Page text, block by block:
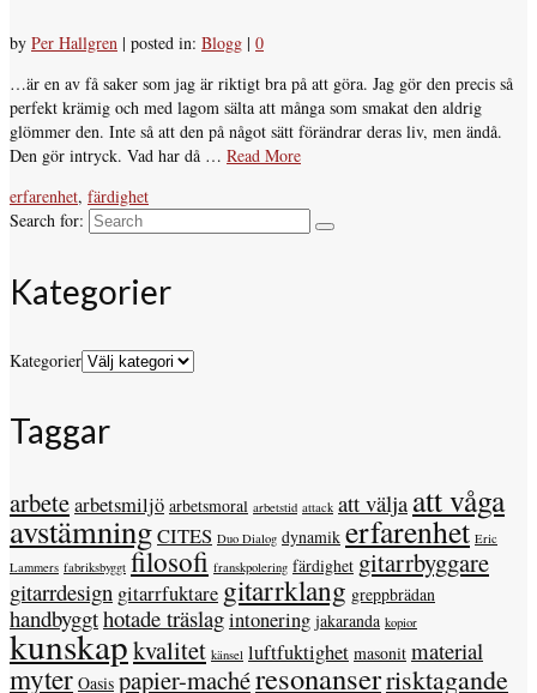
by Per Hallgren | posted in: Blogg | 0
…är en av få saker som jag är riktigt bra på att göra. Jag gör den precis så
perfekt krämig och med lagom sälta att många som smakat den aldrig
glömmer den. Inte så att den på något sätt förändrar deras liv, men ändå.
Den gör intryck. Vad har då … Read More
erfarenhet, färdighet
Search for:
Kategorier
Kategorier
Taggar
arbetearbetsmiljö arbetsmoral arbetstid attack att välja att våga
avstämningCITES Duo Dialog dynamik erfarenhet Eric
Lammers fabriksbyggt filosofi franskpolering färdighet gitarrbyggare
gitarrdesign gitarrfuktare gitarrklang greppbrädan
handbyggthotade träslagintonering jakaranda kopior
kunskapkvalitet känsel luftfuktighet masonit material
myter Oasis papier-machéresonanserrisktagande